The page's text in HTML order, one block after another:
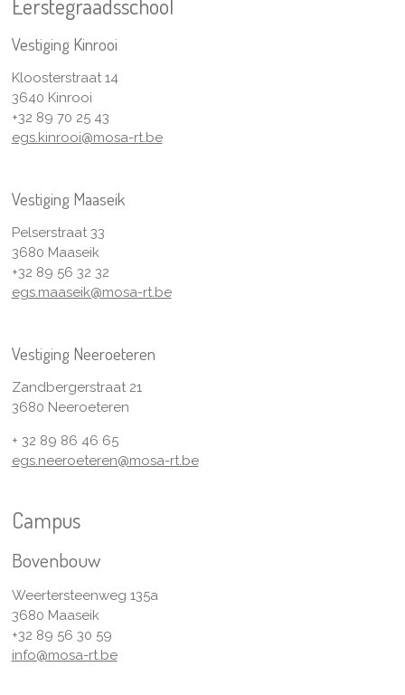
Eerstegraadsschool
Vestiging Kinrooi
Kloosterstraat 14
3640 Kinrooi
+32 89 70 25 43
egs.kinrooi@mosa-rt.be
Vestiging Maaseik
Pelserstraat 33
3680 Maaseik
+32 89 56 32 32
egs.maaseik@mosa-rt.be
Vestiging Neeroeteren
Zandbergerstraat 21
3680 Neeroeteren
+ 32 89 86 46 65
egs.neeroeteren@mosa-rt.be
Campus
Bovenbouw
Weertersteenweg 135a
3680 Maaseik
+32 89 56 30 59
info@mosa-rt.be